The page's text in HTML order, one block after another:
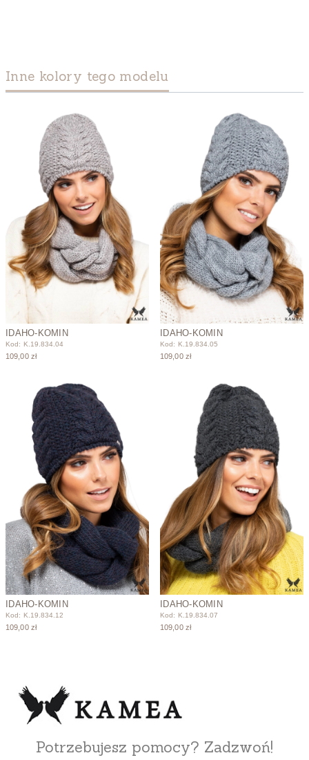
Inne kolory tego modelu
IDAHO-KOMIN
Kod: K.19.834.04
109,00 zł
IDAHO-KOMIN
Kod: K.19.834.05
109,00 zł
IDAHO-KOMIN
Kod: K.19.834.12
109,00 zł
IDAHO-KOMIN
Kod: K.19.834.07
109,00 zł
Potrzebujesz pomocy? Zadzwoń!